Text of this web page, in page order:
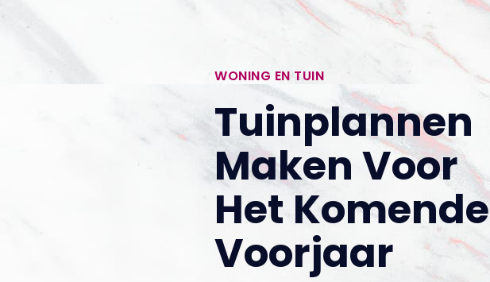
WONING EN TUIN
Tuinplannen
Maken Voor
Het Komende
Voorjaar